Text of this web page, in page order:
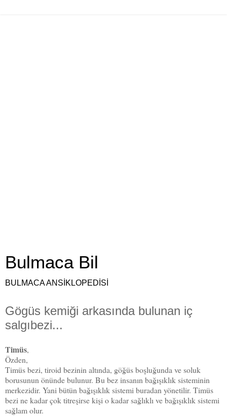
Bulmaca Bil
BULMACA ANSİKLOPEDİSİ
Gögüs kemiği arkasında bulunan iç
salgıbezi...
Timüs,
Özden,
Timüs bezi, tiroid bezinin altında, göğüs boşluğunda ve soluk
borusunun önünde bulunur. Bu bez insanın bağışıklık sisteminin
merkezidir. Yani bütün bağışıklık sistemi buradan yönetilir. Timüs
bezi ne kadar çok titreşirse kişi o kadar sağlıklı ve bağışıklık sistemi
sağlam olur.